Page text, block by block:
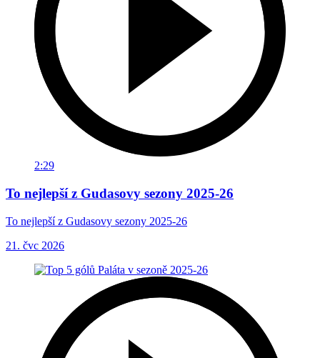
2:29
To nejlepší z Gudasovy sezony 2025-26
To nejlepší z Gudasovy sezony 2025-26
21. čvc 2026